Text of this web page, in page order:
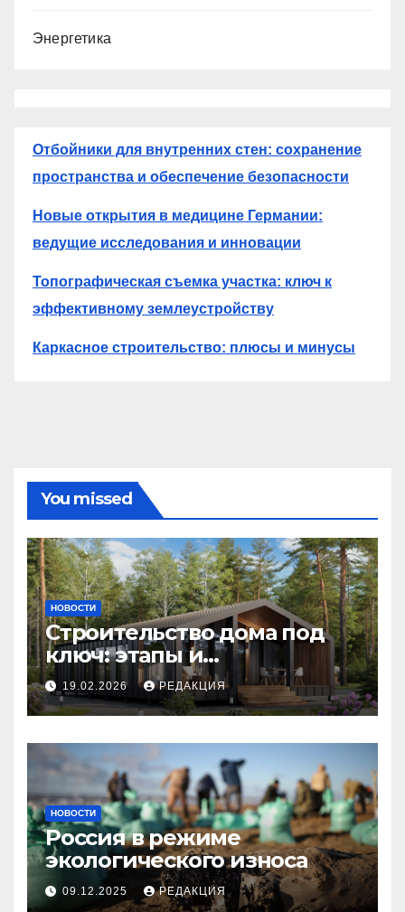
Энергетика
Отбойники для внутренних стен: сохранение
пространства и обеспечение безопасности
Новые открытия в медицине Германии:
ведущие исследования и инновации
Топографическая съемка участка: ключ к
эффективному землеустройству
Каркасное строительство: плюсы и минусы
You missed
НОВОСТИ
Строительство дома под
ключ: этапы и
планирование бюджета
19.02.2026 РЕДАКЦИЯ
НОВОСТИ
Россия в режиме
экологического износа
09.12.2025 РЕДАКЦИЯ